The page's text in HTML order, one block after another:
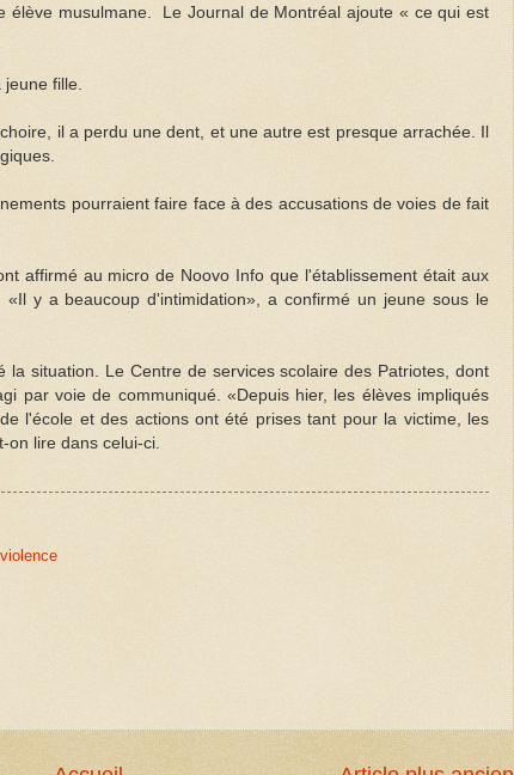
élève musulmane. Le Journal de Montréal ajoute « ce qui est
jeune fille.
il a perdu une dent, et une autre est presque arrachée. Il
pourraient faire face à des accusations de voies de fait
affirmé au micro de Noovo Info que l'établissement était aux
y a beaucoup d'intimidation», a confirmé un jeune sous le
la situation. Le Centre de services scolaire des Patriotes, dont
par voie de communiqué. «Depuis hier, les élèves impliqués
l'école et des actions ont été prises tant pour la victime, les
on lire dans celui-ci.
violence